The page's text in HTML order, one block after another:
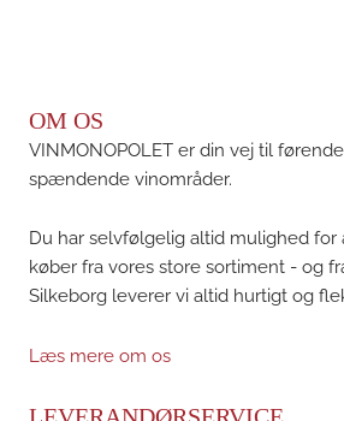
OM OS
VINMONOPOLET er din vej til
spændende vinområder.
Du har selvfølgelig altid mulighed for
køber fra vores store sortiment - og
Silkeborg leverer vi altid hurtigt og
Læs mere om os